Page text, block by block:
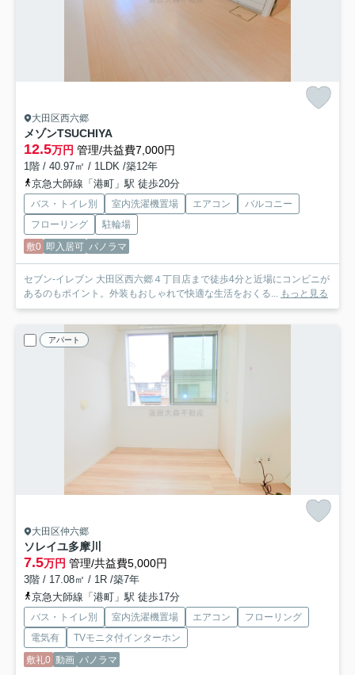
大田区西六郷
メゾンTSUCHIYA
12.5万円 管理/共益費7,000円
1階 / 40.97㎡ / 1LDK /築12年
京急大師線「港町」駅 徒歩20分
バス・トイレ別 室内洗濯機置場 エアコン
バルコニー
フローリング
駐輪場
敷0 即入居可 パノラマ
セブン-イレブン 大田区西六郷４丁目店まで徒歩4分と近場にコンビニが
あるのもポイント。外装もおしゃれで快適な生活をおくる... もっと見る
アパート
大田区仲六郷
ソレイユ多摩川
7.5万円 管理/共益費5,000円
3階 / 17.08㎡ / 1R /築7年
京急大師線「港町」駅 徒歩17分
バス・トイレ別 室内洗濯機置場 エアコン
フローリング
電気有
TVモニタ付インターホン
敷礼0 動画 パノラマ